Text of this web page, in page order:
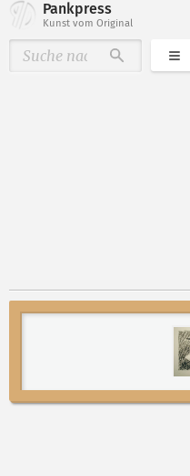
Pankpress
Kunst vom Original